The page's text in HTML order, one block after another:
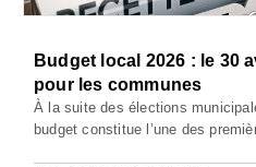
Budget local 2026 : le 30
pour les communes
À la suite des élections
budget constitue l’une des